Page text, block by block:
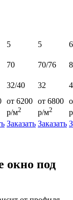
5 5
6
70 70/76
32/40 32
от 6200
р/м2
от 6800
р/м2
Заказать Заказать
окно под